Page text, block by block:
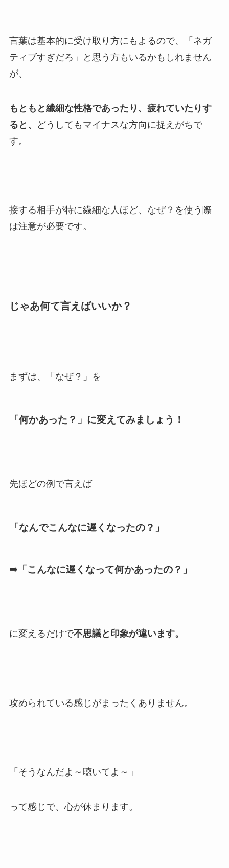
言葉は基本的に受け取り方にもよるので、「ネガ
ティブすぎだろ」と思う方もいるかもしれません
が、
もともと繊細な性格であったり、疲れていたりす
ると、
どうしてもマイナスな方向に捉えがちで
す。
接する相手が特に繊細な人ほど、なぜ？を使う際
は注意が必要です。
じゃあ何て言えばいいか？
まずは、「なぜ？」を
「何かあった？」に変えてみましょう！
先ほどの例で言えば
「なんでこんなに遅くなったの？」
⇛「こんなに遅くなって何かあったの？」
に変えるだけで不思議と印象が違います。
攻められている感じがまったくありません。
「そうなんだよ～聴いてよ～」
って感じで、心が休まります。